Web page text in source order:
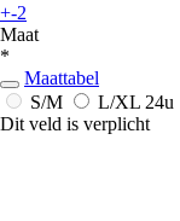
+-2
Maat
*
Maattabel
S/M
L/XL 24u
Dit veld is verplicht